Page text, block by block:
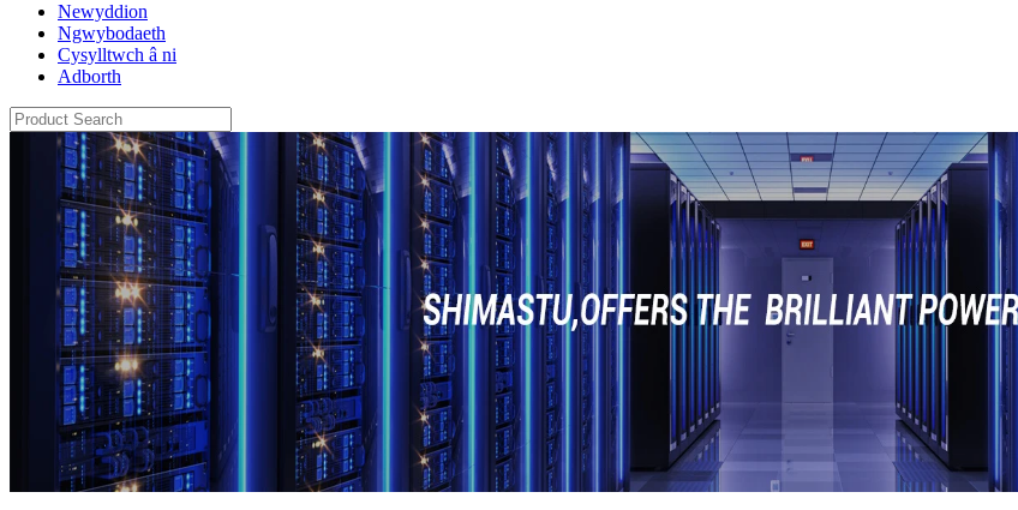
Newyddion
Ngwybodaeth
Cysylltwch â ni
Adborth